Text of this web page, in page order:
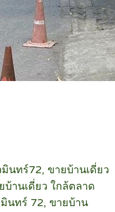
นทร์72, ขายบ้านเดี่ยว
บ้านเดี่ยว ใกล้ตลาด
นทร์ 72, ขายบ้าน